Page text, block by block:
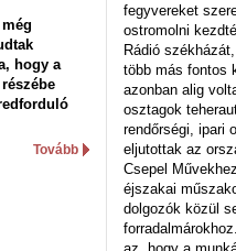
hogy a
Tovább
fegyvereket
ostromolni
Rádió
több más fontos
azonban alig
osztagok
rendőrségi, ipari
eljutottak az
Csepel
éjszakai
dolgozók közül
az, hogy a